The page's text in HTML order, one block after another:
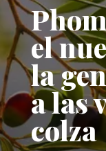
el
la
a las
colza